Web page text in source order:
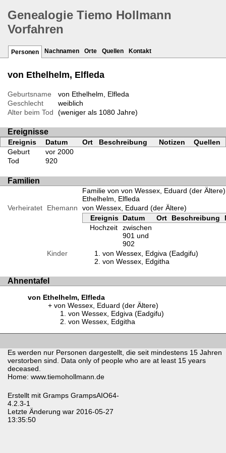
Genealogie Tiemo Hollmann
Vorfahren
Personen Nachnamen Orte Quellen Kontakt
von Ethelhelm, Elfleda
Geburtsname
von Ethelhelm, Elfleda
Geschlecht
weiblich
Alter beim Tod
(weniger als 1080 Jahre)
Ereignisse
Ereignis Datum Ort Beschreibung Notizen
Quellen
Geburt
vor 2000
Tod
920
Familien
Familie von von Wessex, Eduard (der
Ethelhelm, Elfleda
Verheiratet
Ehemann
von Wessex, Eduard (der Ältere)
Ereignis Datum Ort Beschreibung
Hochzeit
zwischen
901 und
902
Kinder
von Wessex, Edgiva (Eadgifu)
von Wessex, Edgitha
Ahnentafel
von Ethelhelm, Elfleda
von Wessex, Eduard (der Ältere)
von Wessex, Edgiva (Eadgifu)
von Wessex, Edgitha
Es werden nur Personen dargestellt, die seit mindestens 15 Jahren
verstorben sind. Data only of people who are at least 15 years
deceased.
Home: www.tiemohollmann.de
Erstellt mit Gramps GrampsAIO64-
4.2.3-1
Letzte Änderung war 2016-05-27
13:35:50